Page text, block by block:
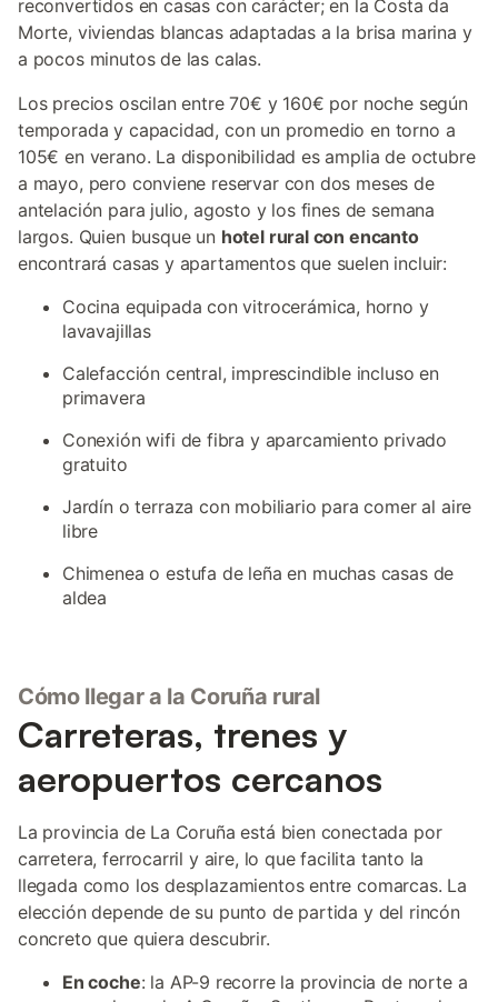
reconvertidos en casas con carácter; en la Costa da
Morte, viviendas blancas adaptadas a la brisa marina y
a pocos minutos de las calas.
Los precios oscilan entre 70€ y 160€ por noche según
temporada y capacidad, con un promedio en torno a
105€ en verano. La disponibilidad es amplia de octubre
a mayo, pero conviene reservar con dos meses de
antelación para julio, agosto y los fines de semana
largos. Quien busque un hotel rural con encanto
encontrará casas y apartamentos que suelen incluir:
Cocina equipada con vitrocerámica, horno y
lavavajillas
Calefacción central, imprescindible incluso en
primavera
Conexión wifi de fibra y aparcamiento privado
gratuito
Jardín o terraza con mobiliario para comer al aire
libre
Chimenea o estufa de leña en muchas casas de
aldea
Cómo llegar a la Coruña rural
Carreteras, trenes y
aeropuertos cercanos
La provincia de La Coruña está bien conectada por
carretera, ferrocarril y aire, lo que facilita tanto la
llegada como los desplazamientos entre comarcas. La
elección depende de su punto de partida y del rincón
concreto que quiera descubrir.
En coche: la AP-9 recorre la provincia de norte a